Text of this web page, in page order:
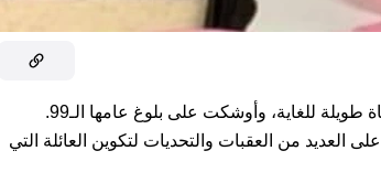
مايديل (تايلور) هاوكينز هي امرأة من ولاية كنتاكي عاشت حياة طويلة للغاية، وأوشكت على بلوغ عامها الـ99.
نجحت في التغلب على العديد من العقبات والتحديات لتكوين العائلة التي